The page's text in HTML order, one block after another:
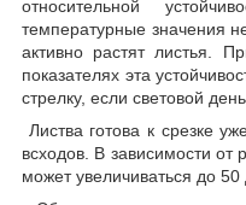
относительной
температурные значения
активно растят листья.
показателях эта
стрелку, если световой
Листва готова к срезке
всходов. В зависимости от
может увеличиваться до 50